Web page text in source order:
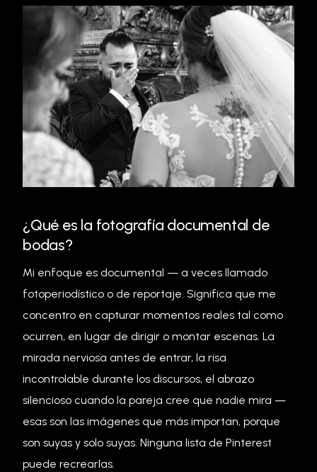
¿Qué es la fotografía documental de
bodas?
Mi enfoque es documental — a veces llamado
fotoperiodístico o de reportaje. Significa que me
concentro en capturar momentos reales tal como
ocurren, en lugar de dirigir o montar escenas. La
mirada nerviosa antes de entrar, la risa
incontrolable durante los discursos, el abrazo
silencioso cuando la pareja cree que nadie mira —
esas son las imágenes que más importan, porque
son suyas y solo suyas. Ninguna lista de Pinterest
puede recrearlas.